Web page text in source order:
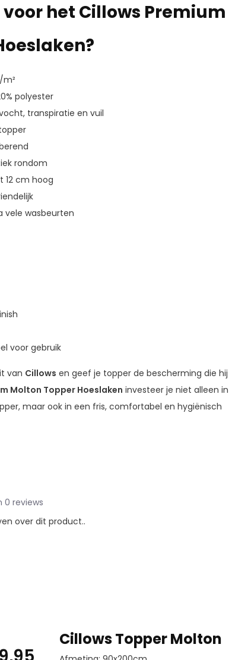
het Cillows Premium
m²
polyester
transpiratie en vuil
rondom
12 cm hoog
vele wasbeurten
voor gebruik
van Cillows en geef je topper de bescherming die hij
Molton Topper Hoeslaken investeer je niet alleen in
maar ook in een fris, comfortabel en hygiënisch
0 reviews
over dit product..
Cillows Topper Molton